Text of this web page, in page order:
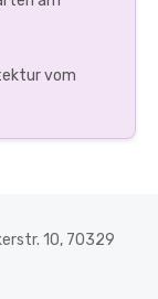
vom
10, 70329